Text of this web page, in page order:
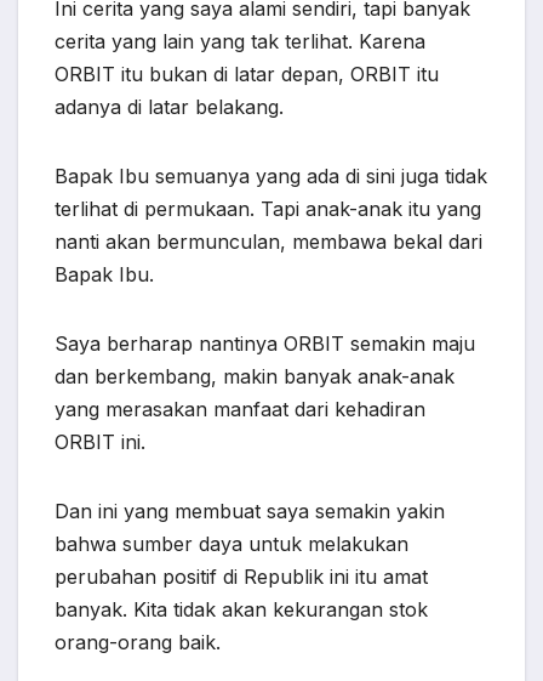
Ini cerita yang saya alami sendiri, tapi banyak
cerita yang lain yang tak terlihat. Karena
ORBIT itu bukan di latar depan, ORBIT itu
adanya di latar belakang.
Bapak Ibu semuanya yang ada di sini juga tidak
terlihat di permukaan. Tapi anak-anak itu yang
nanti akan bermunculan, membawa bekal dari
Bapak Ibu.
Saya berharap nantinya ORBIT semakin maju
dan berkembang, makin banyak anak-anak
yang merasakan manfaat dari kehadiran
ORBIT ini.
Dan ini yang membuat saya semakin yakin
bahwa sumber daya untuk melakukan
perubahan positif di Republik ini itu amat
banyak. Kita tidak akan kekurangan stok
orang-orang baik.